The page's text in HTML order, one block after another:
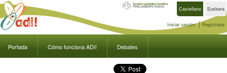
Castellano Euskera
Iniciar sesión Regístrate
Portada Cómo funciona ADI! Debates